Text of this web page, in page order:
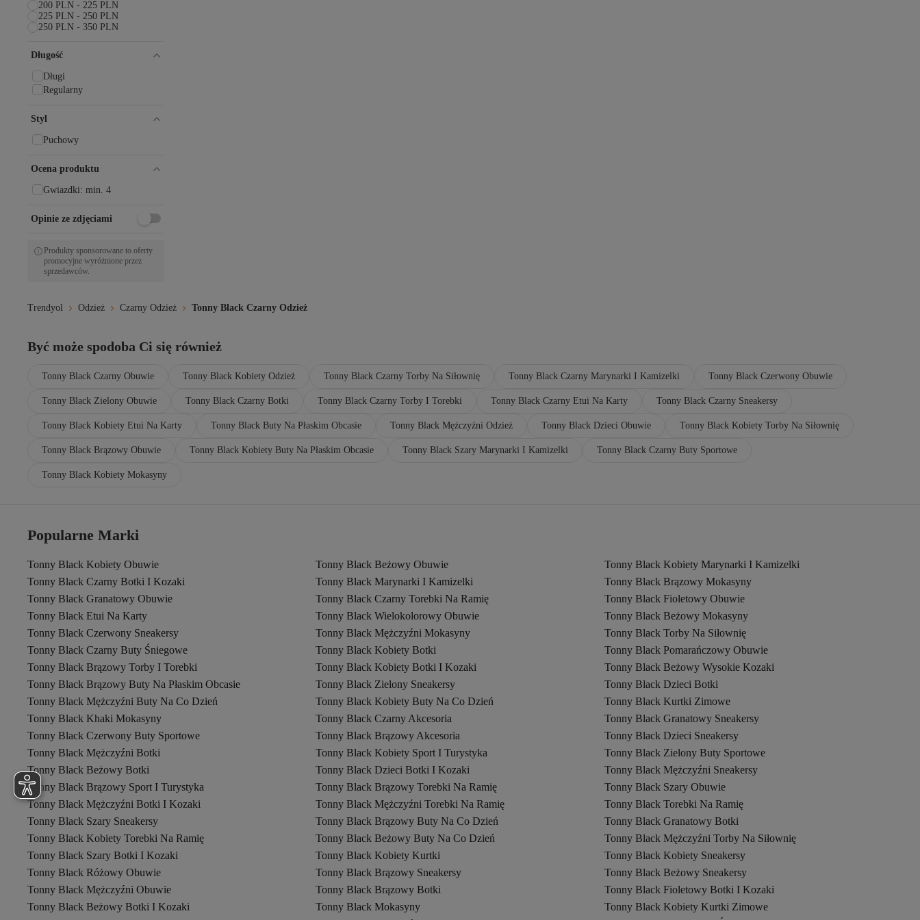
ADABEBEK
Addax
Adeniz
AFROGİYİM
AHENGİM
Akbeniz
Âlâ Atelier
Alia
Alissa
ALLDAY
Altamira
Alvina
ALYA UNDERWEAR
Angels Passion
Anıl
Ankara Yayıncılık
Appleline
Argisa
Arma Life
Arma Yıldız
Armani Exchange
Artış
Asel
Asia
Askı Nişantaşı
Aura
Avva
Ayans Pijama
Ayber Men's Collection
Aykum Mayo
aymens
Aymood
AYYILDIZ
Bagmori
baims
Bak'ap
BANEGA
BARUCCA
Baveno
bayansepeti
BE BLUE
BEJNA
BELLA NOTTE
200 PLN - 225 PLN
225 PLN - 250 PLN
250 PLN - 350 PLN
Długość
Długi
Regularny
Styl
Puchowy
Ocena produktu
Gwiazdki: min. 4
Opinie ze zdjęciami
Produkty sponsorowane to oferty
promocyjne wyróżnione przez
sprzedawców.
Trendyol Odzież Czarny Odzież Tonny Black Czarny Odzież
Być może spodoba Ci się również
Tonny Black Czarny Obuwie Tonny Black Kobiety Odzież Tonny Black Czarny Torby Na Siłownię Tonny Black Czarny Marynarki I Kamizelki Tonny Black Czerwony Obuwie
Tonny Black Zielony Obuwie Tonny Black Czarny Botki Tonny Black Czarny Torby I Torebki Tonny Black Czarny Etui Na Karty Tonny Black Czarny Sneakersy
Tonny Black Kobiety Etui Na Karty Tonny Black Buty Na Płaskim Obcasie Tonny Black Mężczyźni Odzież Tonny Black Dzieci Obuwie Tonny Black Kobiety Torby Na Siłownię
Tonny Black Brązowy Obuwie Tonny Black Kobiety Buty Na Płaskim Obcasie Tonny Black Szary Marynarki I Kamizelki Tonny Black Czarny Buty Sportowe
Tonny Black Kobiety Mokasyny
Popularne Marki
Tonny Black Kobiety Obuwie Tonny Black Beżowy Obuwie
Tonny Black Kobiety Marynarki I Kamizelki
Tonny Black Czarny Botki I Kozaki
Tonny Black Marynarki I Kamizelki
Tonny Black Brązowy Mokasyny
Tonny Black Granatowy Obuwie
Tonny Black Czarny Torebki Na Ramię
Tonny Black Fioletowy Obuwie
Tonny Black Etui Na Karty
Tonny Black Wielokolorowy Obuwie
Tonny Black Beżowy Mokasyny
Tonny Black Czerwony Sneakersy
Tonny Black Mężczyźni Mokasyny
Tonny Black Torby Na Siłownię
Tonny Black Czarny Buty Śniegowe
Tonny Black Kobiety Botki
Tonny Black Pomarańczowy Obuwie
Tonny Black Brązowy Torby I Torebki
Tonny Black Kobiety Botki I Kozaki
Tonny Black Beżowy Wysokie Kozaki
Tonny Black Brązowy Buty Na Płaskim Obcasie
Tonny Black Zielony Sneakersy
Tonny Black Dzieci Botki
Tonny Black Mężczyźni Buty Na Co Dzień
Tonny Black Kobiety Buty Na Co Dzień
Tonny Black Kurtki Zimowe
Tonny Black Khaki Mokasyny
Tonny Black Czarny Akcesoria
Tonny Black Granatowy Sneakersy
Tonny Black Czerwony Buty Sportowe
Tonny Black Brązowy Akcesoria
Tonny Black Dzieci Sneakersy
Tonny Black Mężczyźni Botki
Tonny Black Kobiety Sport I Turystyka
Tonny Black Zielony Buty Sportowe
Tonny Black Beżowy Botki
Tonny Black Dzieci Botki I Kozaki
Tonny Black Mężczyźni Sneakersy
Tonny Black Brązowy Sport I Turystyka
Tonny Black Brązowy Torebki Na Ramię
Tonny Black Szary Obuwie
Tonny Black Mężczyźni Botki I Kozaki
Tonny Black Mężczyźni Torebki Na Ramię
Tonny Black Torebki Na Ramię
Tonny Black Szary Sneakersy
Tonny Black Brązowy Buty Na Co Dzień
Tonny Black Granatowy Botki
Tonny Black Kobiety Torebki Na Ramię
Tonny Black Beżowy Buty Na Co Dzień
Tonny Black Mężczyźni Torby Na Siłownię
Tonny Black Szary Botki I Kozaki
Tonny Black Kobiety Kurtki
Tonny Black Kobiety Sneakersy
Tonny Black Różowy Obuwie
Tonny Black Brązowy Sneakersy
Tonny Black Beżowy Sneakersy
Tonny Black Mężczyźni Obuwie
Tonny Black Brązowy Botki
Tonny Black Fioletowy Botki I Kozaki
Tonny Black Beżowy Botki I Kozaki
Tonny Black Mokasyny
Tonny Black Kobiety Kurtki Zimowe